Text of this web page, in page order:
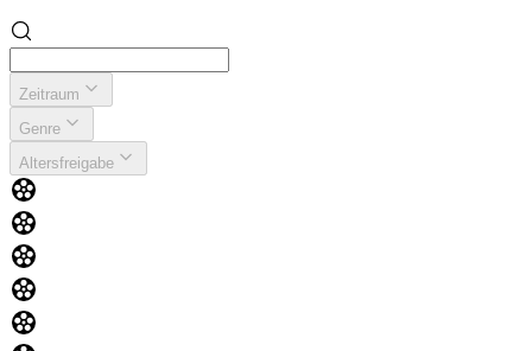
Zeitraum
Genre
Altersfreigabe